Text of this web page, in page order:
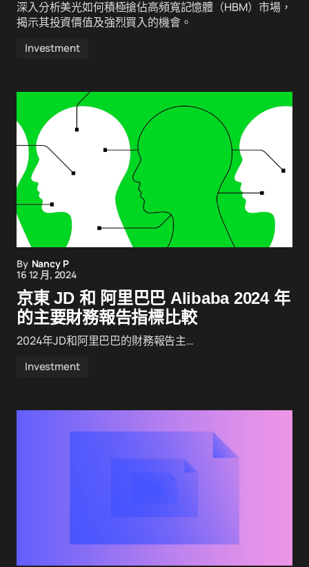
深入分析美光如何積極搶佔高頻寬記憶體（HBM）市場，
揭示其投資價值及強烈買入的機會。
Investment
By Nancy P
16 12 月, 2024
京東 JD 和 阿里巴巴 Alibaba 2024 年
的主要財務報告指標比較
2024年JD和阿里巴巴的財務報告主…
Investment